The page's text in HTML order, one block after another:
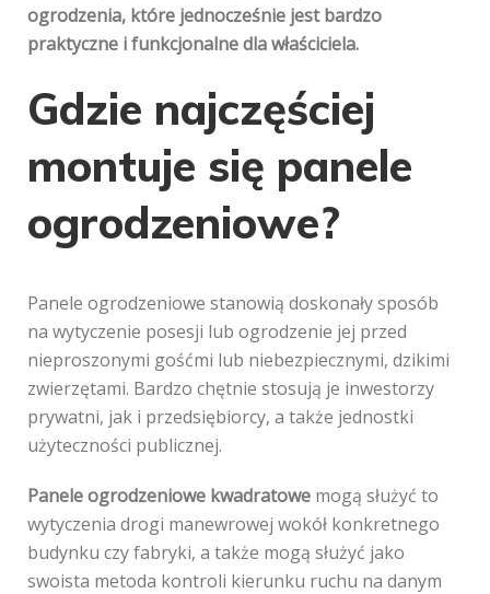
ogrodzenia, które jednocześnie jest bardzo
praktyczne i funkcjonalne dla właściciela.
Gdzie najczęściej
montuje się panele
ogrodzeniowe?
Panele ogrodzeniowe stanowią doskonały sposób
na wytyczenie posesji lub ogrodzenie jej przed
nieproszonymi gośćmi lub niebezpiecznymi, dzikimi
zwierzętami. Bardzo chętnie stosują je inwestorzy
prywatni, jak i przedsiębiorcy, a także jednostki
użyteczności publicznej.
Panele ogrodzeniowe kwadratowe mogą służyć to
wytyczenia drogi manewrowej wokół konkretnego
budynku czy fabryki, a także mogą służyć jako
swoista metoda kontroli kierunku ruchu na danym